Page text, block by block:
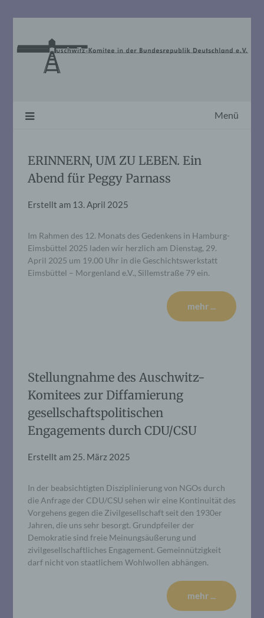
Menü
ERINNERN, UM ZU LEBEN. Ein
Abend für Peggy Parnass
Erstellt am 13. April 2025
Im Rahmen des 12. Monats des Gedenkens in Hamburg-
Eimsbüttel 2025 laden wir herzlich am Dienstag, 29.
April 2025 um 19.00 Uhr in die Geschichtswerkstatt
Eimsbüttel – Morgenland e.V., Sillemstraße 79 ein.
mehr ...
Stellungnahme des Auschwitz-
Komitees zur Diffamierung
gesellschaftspolitischen
Engagements durch CDU/CSU
Erstellt am 25. März 2025
In der beabsichtigten Disziplinierung von NGOs durch
die Anfrage der CDU/CSU sehen wir eine Kontinuität des
Vorgehens gegen die Zivilgesellschaft seit den 1930er
Jahren, die uns sehr besorgt. Grundpfeiler der
Demokratie sind freie Meinungsäußerung und
zivilgesellschaftliches Engagement. Gemeinnützigkeit
darf nicht von staatlichem Wohlwollen abhängen.
mehr ...